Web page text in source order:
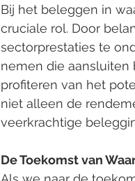
Bij het beleggen in
cruciale rol. Door
sectorprestaties te
nemen die
profiteren van het
niet alleen de
veerkrachtige
De Toekomst van